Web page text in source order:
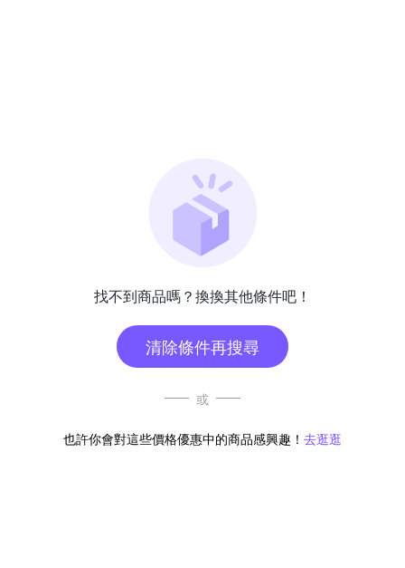
找不到商品嗎？換換其他條件吧！
清除條件再搜尋
或
也許你會對這些價格優惠中的商品感興趣！ 去逛逛